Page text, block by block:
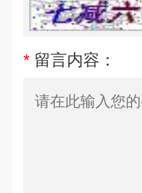
* 留言内容：